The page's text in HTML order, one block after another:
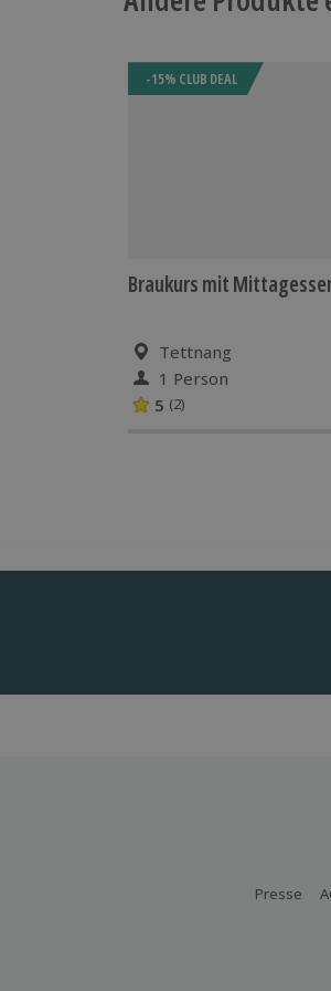
-15% CLUB DEAL
Braukurs mit
Tettnang
1 Person
5 (2)
Presse